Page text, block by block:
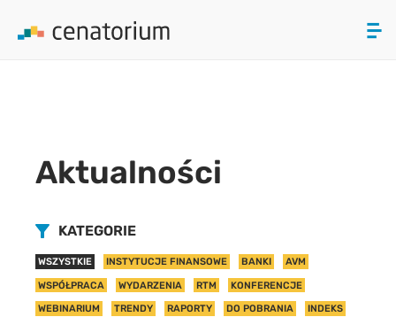
KONTAKT
Aktualności
KATEGORIE
WSZYSTKIE INSTYTUCJE FINANSOWE BANKI AVM
WSPÓŁPRACA WYDARZENIA RTM KONFERENCJE
WEBINARIUM TRENDY RAPORTY DO POBRANIA INDEKS